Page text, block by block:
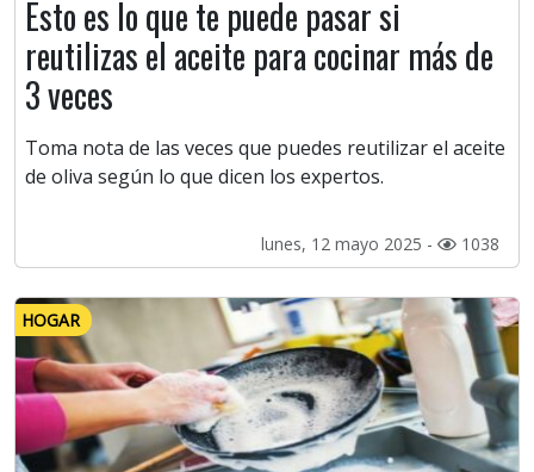
Esto es lo que te puede pasar si
reutilizas el aceite para cocinar más de
3 veces
Toma nota de las veces que puedes reutilizar el aceite
de oliva según lo que dicen los expertos.
lunes, 12 mayo 2025 - 1038
HOGAR